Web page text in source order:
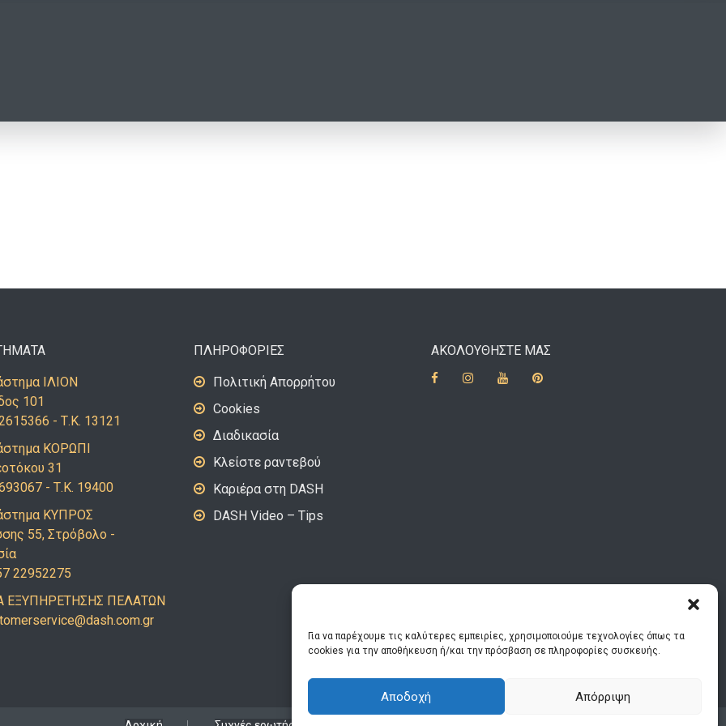
Για να παρέχουμε τις καλύτερες εμπειρίες, χρησιμοποιούμε τεχνολογίες όπως τα
cookies για την αποθήκευση ή/και την πρόσβαση σε πληροφορίες συσκευής.
Αποδοχή Απόρριψη
ΙΛΙΟΝ
101
- Τ.Κ. 13121
ΚΟΡΩΠΙ
31
- Τ.Κ. 19400
ΚΥΠΡΟΣ
55, Στρόβολο -
22952275
ΠΕΛΑΤΩΝ
rg.mo
c.hsa
d@eci
vresr
ΠΛΗΡΟΦΟΡΙΕΣ
Πολιτική Απορρήτου
Cookies
Διαδικασία
Κλείστε ραντεβού
Καριέρα στη DASH
DASH Video – Tips
ΑΚΟΛΟΥΘΗΣΤΕ ΜΑΣ